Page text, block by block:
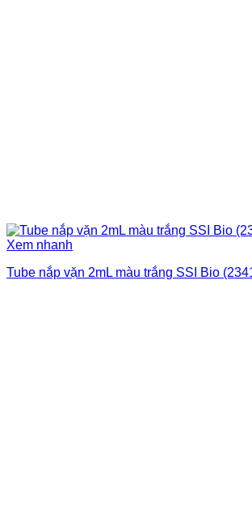
Xem nhanh
Tube nắp vặn 2mL màu trắng SSI Bio